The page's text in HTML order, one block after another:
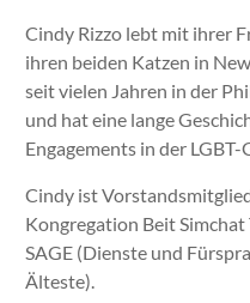
Cindy Rizzo lebt mit ihrer
ihren beiden Katzen in
seit vielen Jahren in der
und hat eine lange
Engagements in der
Cindy ist
Kongregation Beit Simchat
SAGE (Dienste und
Älteste).